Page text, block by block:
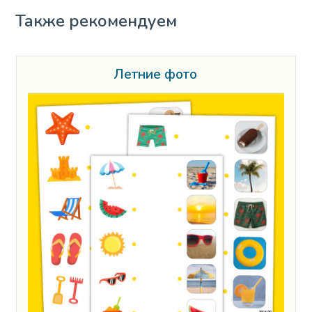
Также рекомендуем
Летние фото